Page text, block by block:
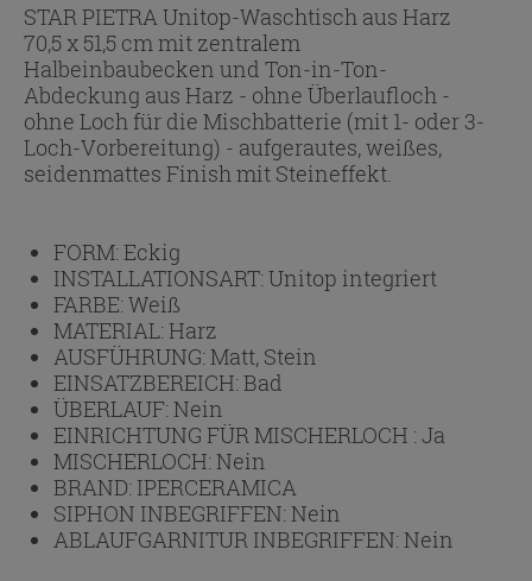
STAR PIETRA Unitop-Waschtisch aus Harz
70,5 x 51,5 cm mit zentralem
Halbeinbaubecken und Ton-in-Ton-
Abdeckung aus Harz - ohne Überlaufloch -
ohne Loch für die Mischbatterie (mit 1- oder 3-
Loch-Vorbereitung) - aufgerautes, weißes,
seidenmattes Finish mit Steineffekt.
FORM:Eckig
INSTALLATIONSART:Unitop integriert
FARBE:Weiß
MATERIAL:Harz
AUSFÜHRUNG:Matt, Stein
EINSATZBEREICH:Bad
ÜBERLAUF:Nein
EINRICHTUNG FÜR MISCHERLOCH :Ja
MISCHERLOCH:Nein
BRAND: IPERCERAMICA
SIPHON INBEGRIFFEN:Nein
ABLAUFGARNITUR INBEGRIFFEN:Nein